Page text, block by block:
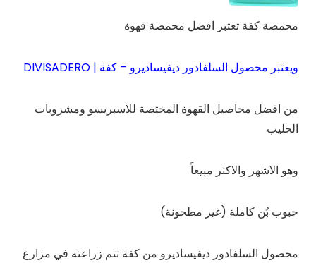
محمصة كفة تعتبر افضل محمصة قهوة
ويعتبر محصول السلفادور ديفيساديرو – كفة | DIVISADERO
من افضل محاصيل القهوة المختصة للاسبريسو ومشروبات
الحليب
وهو الاشهر والاكثر مبيعاً
حبوب بُن كاملة (غير مطحونة)
محصول السلفادور ديفيساديرو من كفة تتم زراعته في مزارع